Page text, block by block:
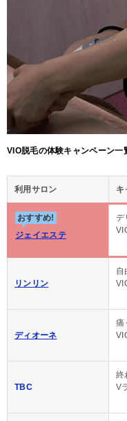
VIO脱毛の体験キャンペーン一
利用サロン キ
おすすめ!
ジェイエステ
デ
リンリン
自
ディオーネ
痛
TBC
終
V